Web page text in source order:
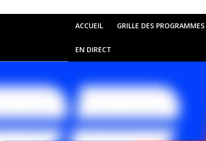
ACCUEIL GRILLE DES PROGRAMMES
EN DIRECT